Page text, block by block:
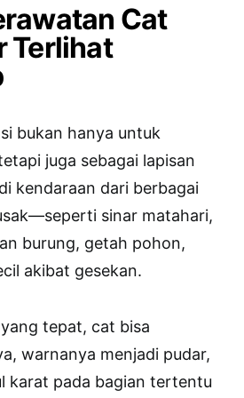
Cat
Terlihat
bukan hanya untuk
juga sebagai lapisan
kendaraan dari berbagai
sinar matahari,
burung, getah pohon,
akibat gesekan.
tepat, cat bisa
warnanya menjadi pudar,
karat pada bagian tertentu